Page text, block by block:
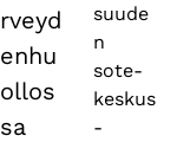
rveyd
enhu
ollos
sa
suude
n
sote-
keskus
-